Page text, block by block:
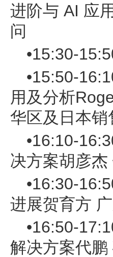
进阶与 AI 应
问
•15:30-
•15:50-
用及分析
华区及日本销
•16:10-
决方案胡彦
•16:30-
进展贺育方
•16:50-
解决方案代